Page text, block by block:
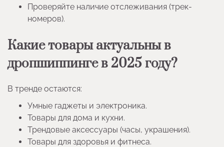
Проверяйте наличие отслеживания (трек-
номеров).
Какие товары актуальны в
дропшиппинге в 2025 году?
В тренде остаются:
Умные гаджеты и электроника.
Товары для дома и кухни.
Трендовые аксессуары (часы, украшения).
Товары для здоровья и фитнеса.